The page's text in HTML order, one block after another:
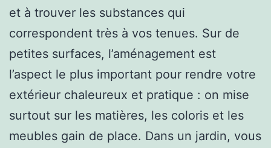
et à trouver les substances qui
correspondent très à vos tenues. Sur de
petites surfaces, l’aménagement est
l’aspect le plus important pour rendre votre
extérieur chaleureux et pratique : on mise
surtout sur les matières, les coloris et les
meubles gain de place. Dans un jardin, vous